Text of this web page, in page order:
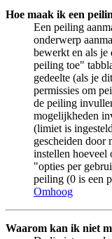
Hoe maak ik een
Een peiling
onderwerp
bewerkt en als je
peiling toe"
gedeelte (als je
permissies om
de peiling
mogelijkheden
(limiet is
gescheiden door
instellen hoeveel
"opties per
peiling (0 is een
Omhoog
Waarom kan ik niet